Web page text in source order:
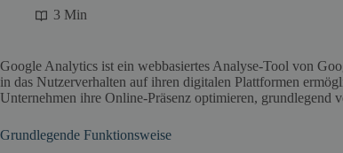
3 Min
Google Analytics ist ein webbasiertes Analyse-Tool von
in das Nutzerverhalten auf ihren digitalen Plattformen
Unternehmen ihre Online-Präsenz optimieren, grundlegend
Grundlegende Funktionsweise